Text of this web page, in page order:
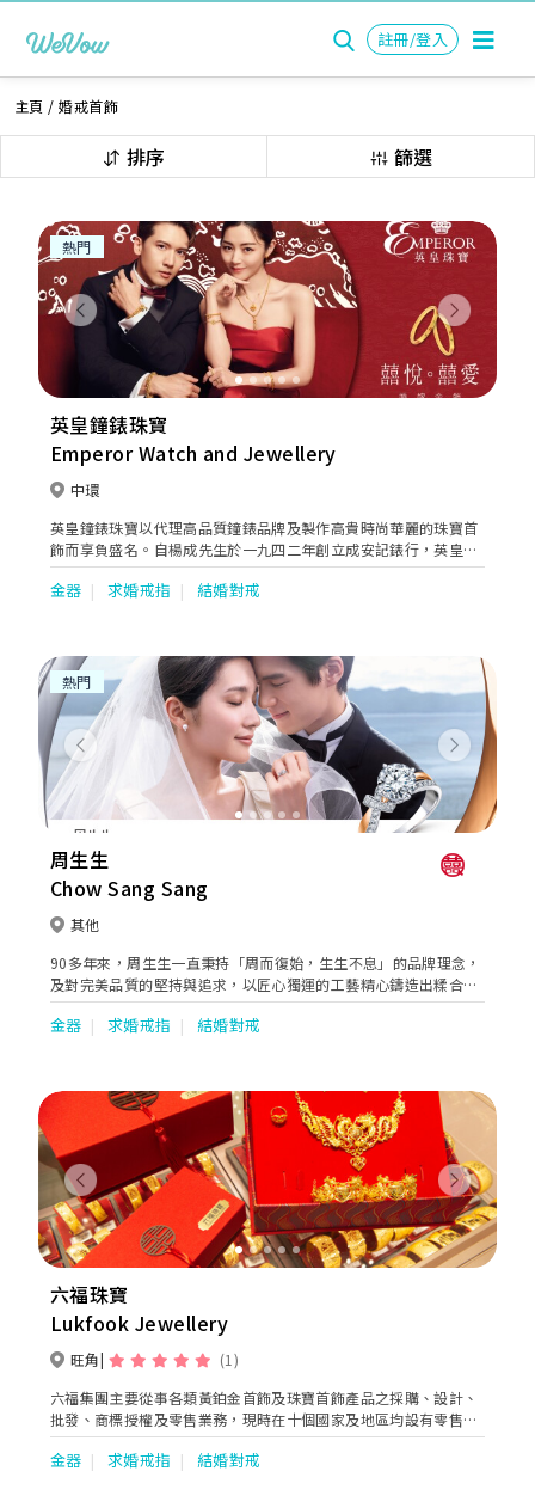
註冊/登入
主頁 /婚戒首飾
排序 篩選
Previous Next
英皇鐘錶珠寶
Emperor Watch and Jewellery
中環
英皇鐘錶珠寶以代理高品質鐘錶品牌及製作高貴時尚華麗的珠寶首
飾而享負盛名。自楊成先生於一九四二年創立成安記錶行，英皇鐘
錶珠寶一直秉持精益求精的精神。直至今日，此精神依然延續，令
英皇鐘錶珠寶成為追求卓越，重視產品及服務質素的保證。
金器 求婚戒指 結婚對戒
熱門
Previous Next
周生生
Chow Sang Sang
其他
90多年來，周生生一直秉持「周而復始，生生不息」的品牌理念，
及對完美品質的堅持與追求，以匠心獨運的工藝精心鑄造出糅合著
典雅、優美、時尚及創意元素的珠寶作品，於不同場合全面迎合顧
客的珠寶配襯需求，無論人生中的任何時刻，周生生珠寶總能巧妙
金器 求婚戒指 結婚對戒
熱門
Previous Next
六福珠寶
Lukfook Jewellery
旺角
(1)
六福集團主要從事各類黃鉑金首飾及珠寶首飾產品之採購、設計、
批發、商標授權及零售業務，現時在十個國家及地區均設有零售
點。集團將繼續於國際市場物色新商機，以配合「香港名牌 ‧ 國
際演繹」之企業發展。
金器 求婚戒指 結婚對戒